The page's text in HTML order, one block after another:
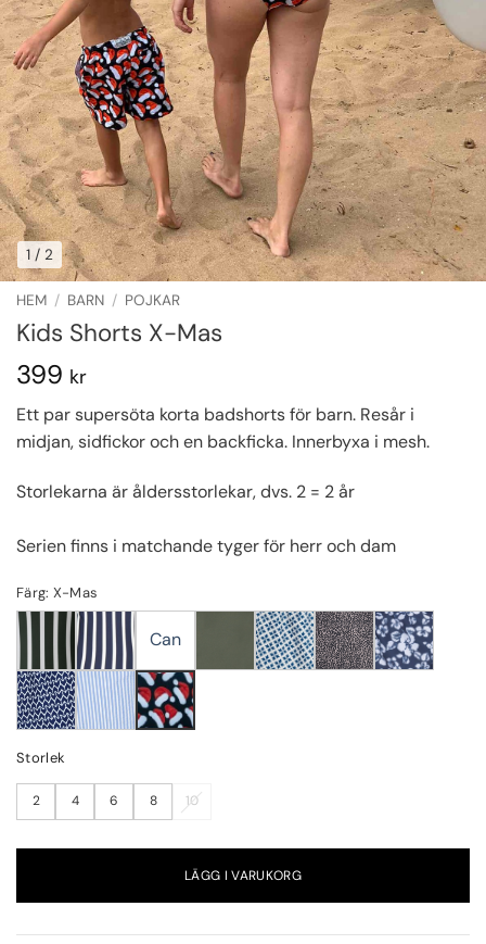
1 / 2
HEM / BARN / POJKAR
Kids Shorts X-Mas
399 kr
Ett par supersöta korta badshorts för barn. Resår i
midjan, sidfickor och en backficka. Innerbyxa i mesh.
Storlekarna är åldersstorlekar, dvs. 2 = 2 år
Serien finns i matchande tyger för herr och dam
Färg: X-Mas
Can
Storlek
2 4 6 8 10
LÄGG I VARUKORG